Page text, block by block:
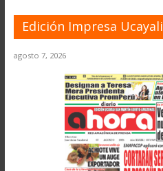
Edición Impresa Ucayali
agosto 7, 2026